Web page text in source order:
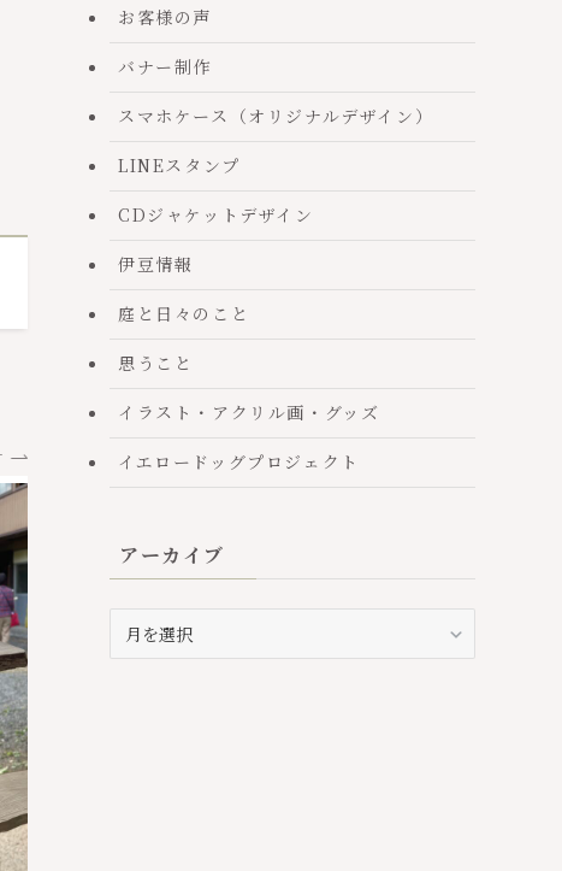
お客様の声
バナー制作
スマホケース（オリジナルデザイン）
LINEスタンプ
CDジャケットデザイン
伊豆情報
庭と日々のこと
思うこと
イラスト・アクリル画・グッズ
イエロードッグプロジェクト
アーカイブ
ー